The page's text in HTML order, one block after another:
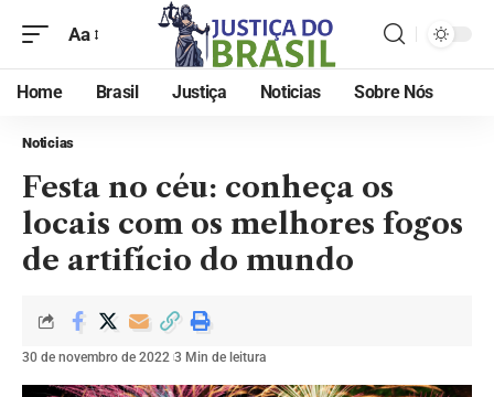
Aa
Home Brasil Justiça Noticias Sobre Nós
Noticias
Festa no céu: conheça os
locais com os melhores fogos
de artifício do mundo
30 de novembro de 2022 3 Min de leitura